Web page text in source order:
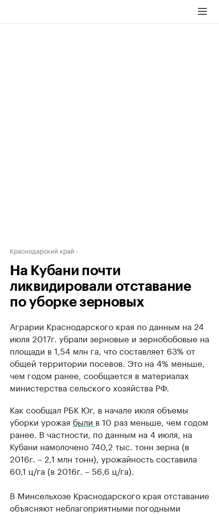
Краснодарский край
На Кубани почти
ликвидировали отставание
по уборке зерновых
Аграрии Краснодарского края по данным на 24
июля 2017г. убрали зерновые и зернобобовые на
площади в 1,54 млн га, что составляет 63% от
общей территории посевов. Это на 4% меньше,
чем годом ранее, сообщается в материалах
министерства сельского хозяйства РФ.
Как сообщал РБК Юг, в начале июля объемы
уборки урожая были в 10 раз меньше, чем годом
ранее. В частности, по данным на 4 июля, на
Кубани намолочено 740,2 тыс. тонн зерна (в
2016г. – 2,1 млн тонн), урожайность составила
60,1 ц/га (в 2016г. – 56,6 ц/га).
В Минсельхозе Краснодарского края отставание
объясняют неблагоприятными погодными